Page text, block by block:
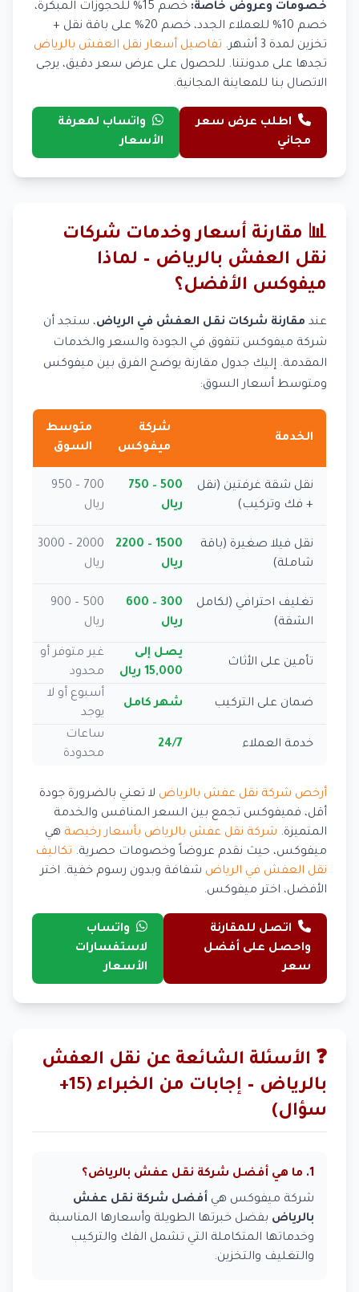
خصومات وعروض خاصة:
خصم 15% للحجوزات المبكرة،
خصم 10% للعملاء الجدد، خصم 20% على باقة نقل +
تخزين لمدة 3 أشهر.
تفاصيل أسعار نقل العفش بالرياض
تجدها على مدونتنا. للحصول على عرض سعر دقيق، يرجى
الاتصال بنا للمعاينة المجانية.
اطلب عرض سعر
مجاني
واتساب لمعرفة
الأسعار
📊 مقارنة أسعار وخدمات شركات
نقل العفش بالرياض – لماذا
ميفوكس الأفضل؟
عند مقارنة شركات نقل العفش في الرياض، ستجد أن
شركة ميفوكس تتفوق في الجودة والسعر والخدمات
المقدمة. إليك جدول مقارنة يوضح الفرق بين ميفوكس
ومتوسط أسعار السوق:
الخدمة
شركة
ميفوكس
متوسط
السوق
نقل شقة غرفتين (نقل
+ فك وتركيب)
500 – 750
ريال
700 – 950
ريال
نقل فيلا صغيرة (باقة
شاملة)
1500 – 2200
ريال
2000 – 3000
ريال
تغليف احترافي (لكامل
الشقة)
300 – 600
ريال
500 – 900
ريال
تأمين على الأثاث
يصل إلى
15,000 ريال
غير متوفر أو
محدود
ضمان على التركيب شهر كامل
أسبوع أو لا
يوجد
خدمة العملاء 24/7
ساعات
محدودة
أرخص شركة نقل عفش بالرياض لا تعني بالضرورة جودة
أقل، فميفوكس تجمع بين السعر المنافس والخدمة
المتميزة. شركة نقل عفش بالرياض بأسعار رخيصة هي
ميفوكس، حيث نقدم عروضاً وخصومات حصرية. تكاليف
نقل العفش في الرياض شفافة وبدون رسوم خفية. اختر
الأفضل، اختر ميفوكس.
اتصل للمقارنة
واحصل على أفضل
سعر
واتساب
لاستفسارات
الأسعار
❓ الأسئلة الشائعة عن نقل العفش
بالرياض – إجابات من الخبراء (15+
سؤال)
1. ما هي أفضل شركة نقل عفش بالرياض؟
شركة ميفوكس هي أفضل شركة نقل عفش
بالرياض بفضل خبرتها الطويلة وأسعارها المناسبة
وخدماتها المتكاملة التي تشمل الفك والتركيب
والتغليف والتخزين.